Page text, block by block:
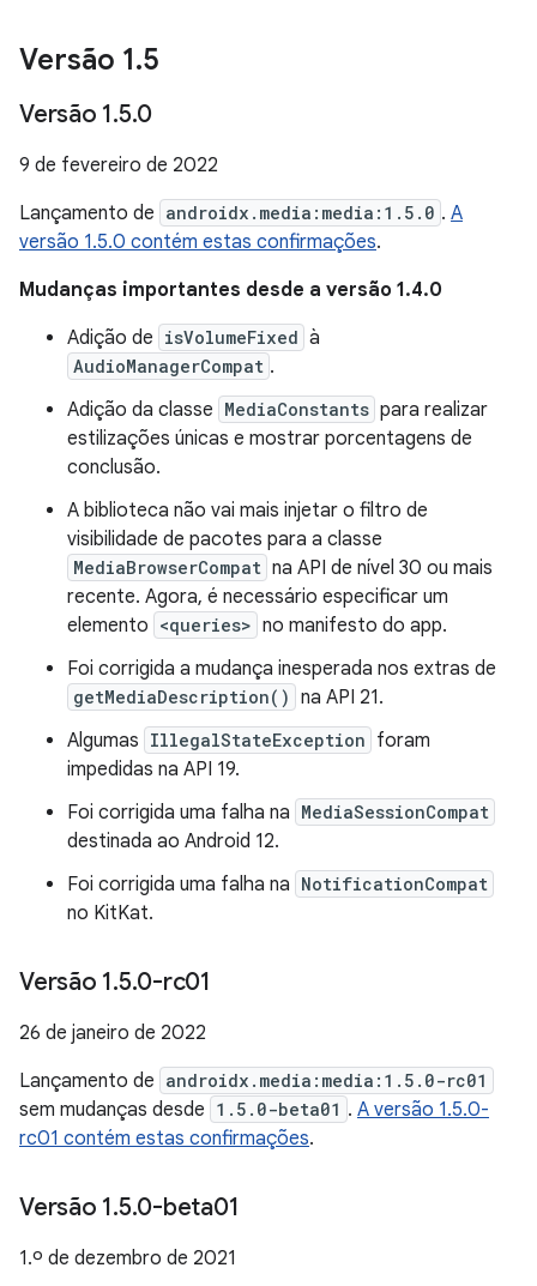
Versão 1.5
Versão 1.5.0
9 de fevereiro de 2022
Lançamento de androidx.media:media:1.5.0 . A
versão 1.5.0 contém estas confirmações.
Mudanças importantes desde a versão 1.4.0
Adição de isVolumeFixed à
AudioManagerCompat .
Adição da classe MediaConstants para realizar
estilizações únicas e mostrar porcentagens de
conclusão.
A biblioteca não vai mais injetar o filtro de
visibilidade de pacotes para a classe
MediaBrowserCompat na API de nível 30 ou mais
recente. Agora, é necessário especificar um
elemento <queries> no manifesto do app.
Foi corrigida a mudança inesperada nos extras de
getMediaDescription() na API 21.
Algumas IllegalStateException foram
impedidas na API 19.
Foi corrigida uma falha na MediaSessionCompat
destinada ao Android 12.
Foi corrigida uma falha na NotificationCompat
no KitKat.
Versão 1.5.0-rc01
26 de janeiro de 2022
Lançamento de androidx.media:media:1.5.0-rc01
sem mudanças desde 1.5.0-beta01 . A versão 1.5.0-
rc01 contém estas confirmações.
Versão 1.5.0-beta01
1.º de dezembro de 2021